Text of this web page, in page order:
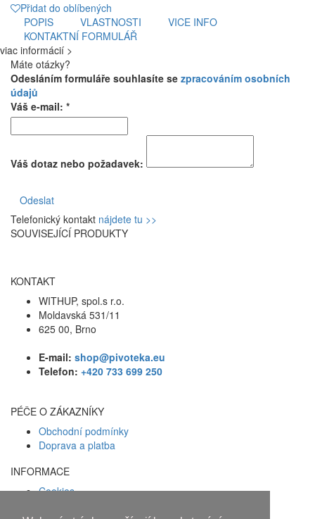
Přidat do oblíbených
POPIS
VLASTNOSTI
VICE INFO
KONTAKTNÍ FORMULÁŘ
viac informácií >
Máte otázky?
Odesláním formuláře souhlasíte se zpracováním osobních
údajů
Váš e-mail: *
Váš dotaz nebo požadavek:
Odeslat
Telefonický kontakt nájdete tu >>
SOUVISEJÍCÍ PRODUKTY
KONTAKT
WITHUP, spol.s r.o.
Moldavská 531/11
625 00, Brno
E-mail: shop@pivoteka.eu
Telefon: +420 733 699 250
PÉČE O ZÁKAZNÍKY
Obchodní podmínky
Doprava a platba
INFORMACE
Cookies